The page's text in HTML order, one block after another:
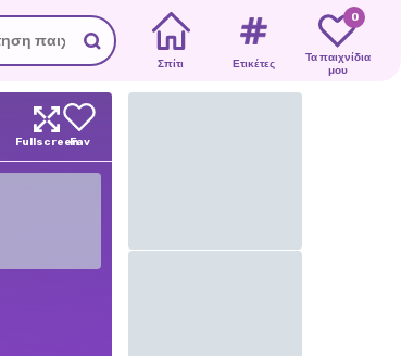
Σπίτι Ετικέτες
0
Τα παιχνίδια
μου